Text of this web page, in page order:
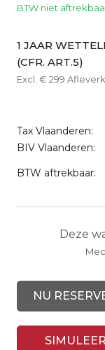
BTW niet
1 JAAR
(CFR. ART.5)
Excl. € 299
Tax Vlaanderen:
BIV Vlaanderen:
BTW aftrekbaar:
Deze
NU